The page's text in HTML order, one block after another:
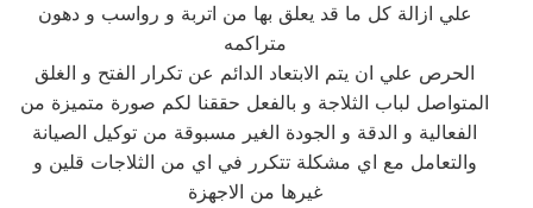
علي ازالة كل ما قد يعلق بها من اتربة و رواسب و دهون
متراكمه
الحرص علي ان يتم الابتعاد الدائم عن تكرار الفتح و الغلق
المتواصل لباب الثلاجة و بالفعل حققنا لكم صورة متميزة من
الفعالية و الدقة و الجودة الغير مسبوقة من توكيل الصيانة
والتعامل مع اي مشكلة تتكرر في اي من الثلاجات قلين و
غيرها من الاجهزة